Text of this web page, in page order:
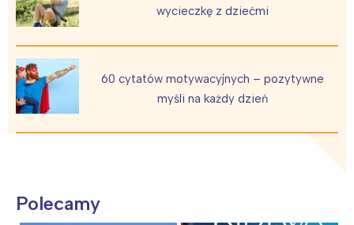
wycieczkę z dziećmi
60 cytatów motywacyjnych – pozytywne
myśli na każdy dzień
Polecamy